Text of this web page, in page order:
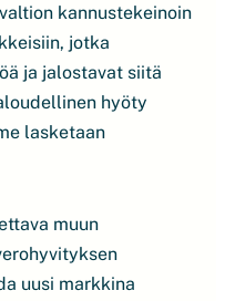
kannustekeinoin
jotka
ja jalostavat siitä
hyöty
lasketaan
muun
uusi markkina